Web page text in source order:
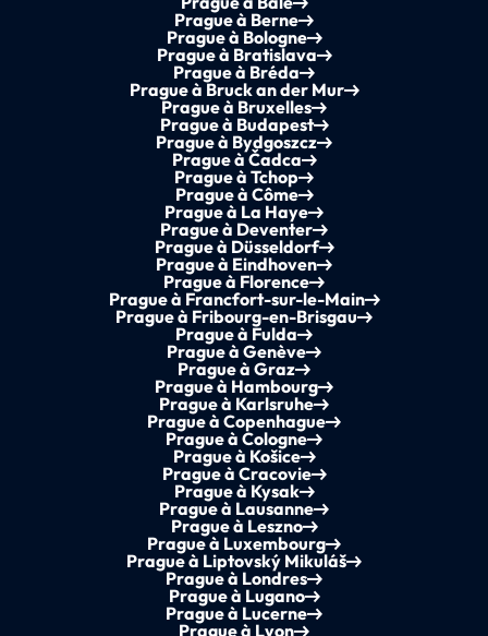
Prague à Berne
Prague à Bologne
Prague à Bratislava
Prague à Bréda
Prague à Bruck an der Mur
Prague à Bruxelles
Prague à Budapest
Prague à Bydgoszcz
Prague à Čadca
Prague à Tchop
Prague à Côme
Prague à La Haye
Prague à Deventer
Prague à Düsseldorf
Prague à Eindhoven
Prague à Florence
Prague à Francfort-sur-le-Main
Prague à Fribourg-en-Brisgau
Prague à Fulda
Prague à Genève
Prague à Graz
Prague à Hambourg
Prague à Karlsruhe
Prague à Copenhague
Prague à Cologne
Prague à Košice
Prague à Cracovie
Prague à Kysak
Prague à Lausanne
Prague à Leszno
Prague à Luxembourg
Prague à Liptovský Mikuláš
Prague à Londres
Prague à Lugano
Prague à Lucerne
Prague à Lyon